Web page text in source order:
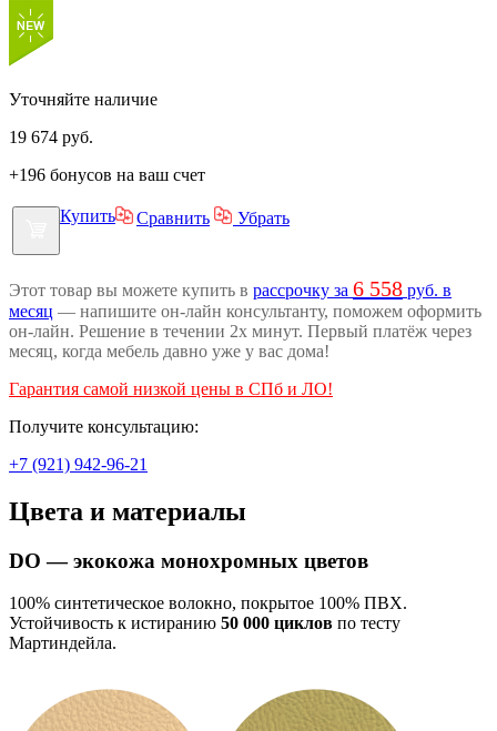
Уточняйте наличие
19 674 руб.
+196 бонусов на ваш счет
Купить Сравнить Убрать
Этот товар вы можете купить в рассрочку за 6 558 руб. в
месяц — напишите он-лайн консультанту, поможем оформить
он-лайн. Решение в течении 2х минут. Первый платёж через
месяц, когда мебель давно уже у вас дома!
Гарантия самой низкой цены в СПб и ЛО!
Получите консультацию:
+7 (921) 942-96-21
Цвета и материалы
DO — экокожа монохромных цветов
100% синтетическое волокно, покрытое 100% ПВХ.
Устойчивость к истиранию 50 000 циклов по тесту
Мартиндейла.